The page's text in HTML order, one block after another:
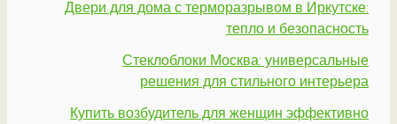
Двери для дома с терморазрывом в Иркутске:
тепло и безопасность
Стеклоблоки Москва: универсальные
решения для стильного интерьера
Купить возбудитель для женщин эффективно